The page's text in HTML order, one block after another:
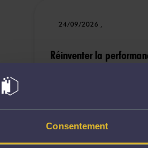
Consentement
24/09/2026 ,
Réinventer la